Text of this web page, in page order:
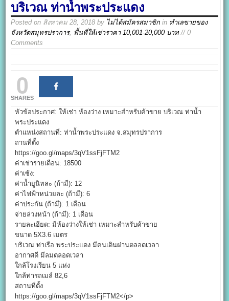
บริเวณ ท่าน้ำพระประแดง
Posted on สิงหาคม 28, 2018 by ไม่ได้สมัครสมาชิก in ทำเลขายของ
จังหวัดสมุทรปราการ, พื้นที่ให้เช่าราคา 10,001-20,000 บาท// 0
Comments
0
SHARES
หัวข้อประกาศ: ให้เช่า ห้องว่าง เหมาะสำหรับค้าขาย บริเวณ ท่าน้ำ
พระประแดง
ตำแหน่งสถานที่: ท่าน้ำพระประแดง จ.สมุทรปราการ
ถานที่ตั้ง
https://goo.gl/maps/3qV1ssFjFTM2
ค่าเช่ารายเดือน: 18500
ค่าเซ้ง:
ค่าน้ำยูนิทละ (ถ้ามี): 12
ค่าไฟฟ้าหน่วยละ (ถ้ามี): 6
ค่าประกัน (ถ้ามี): 1 เดือน
จ่ายล่วงหน้า (ถ้ามี): 1 เดือน
รายละเอียด: มีห้องว่างให้เช่า เหมาะสำหรับค้าขาย
ขนาด 5X3.6 เมตร
บริเวณ ท่าเรือ พระประแดง มีคนเดินผ่านตลอดเวลา
อากาศดี มีลมตลอดเวลา
ใกล้โรงเรียน 5 แห่ง
ใกล้ท่ารถเมล์ 82,6
สถานที่ตั้ง
https://goo.gl/maps/3qV1ssFjFTM2</p>